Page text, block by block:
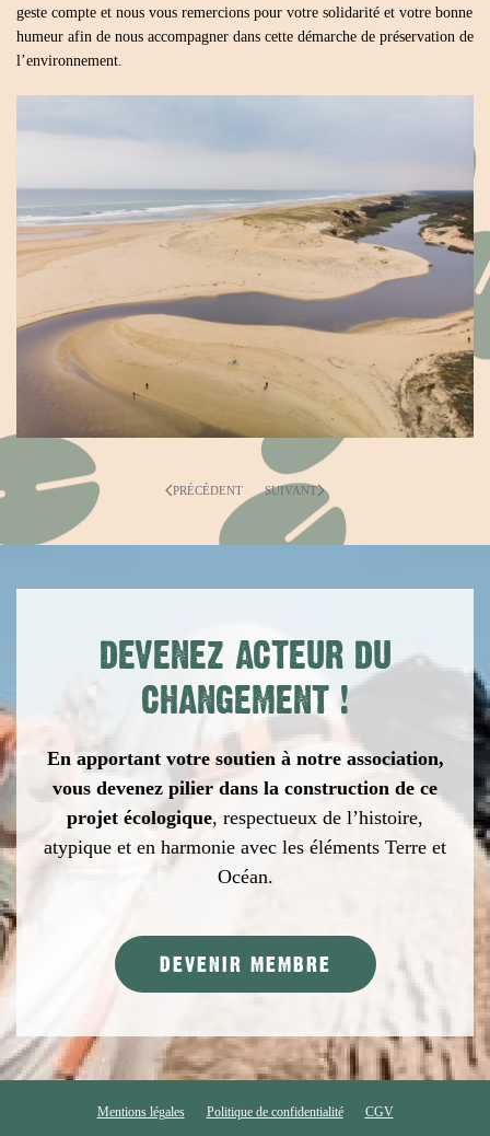
geste compte et nous vous remercions pour votre solidarité et votre bonne
humeur afin de nous accompagner dans cette démarche de préservation de
l’environnement.
PRÉCÉDENT SUIVANT
DEVENEZ ACTEUR DU
CHANGEMENT !
En apportant votre soutien à notre association,
vous devenez pilier dans la construction de ce
projet écologique, respectueux de l’histoire,
atypique et en harmonie avec les éléments Terre et
Océan.
DEVENIR MEMBRE
Mentions légales Politique de confidentialité CGV